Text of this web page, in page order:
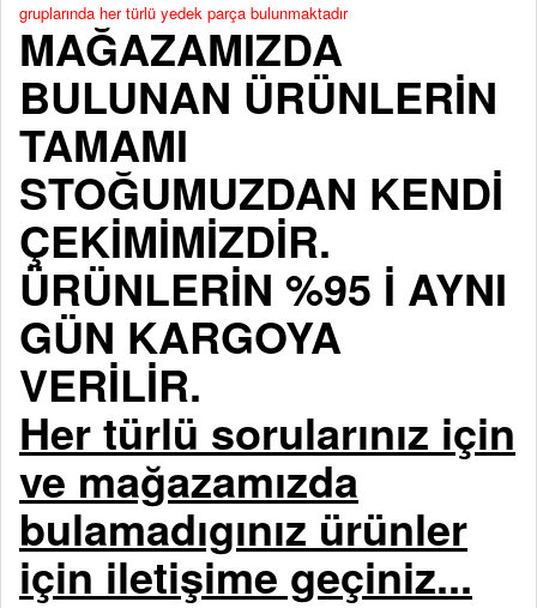
gruplarında her türlü yedek parça bulunmaktadır
MAĞAZAMIZDA
BULUNAN ÜRÜNLERİN
TAMAMI
STOĞUMUZDAN KENDİ
ÇEKİMİMİZDİR.
ÜRÜNLERİN %95 İ AYNI
GÜN KARGOYA
VERİLİR.
Her türlü sorularınız için
ve mağazamızda
bulamadıgınız ürünler
için iletişime geçiniz...